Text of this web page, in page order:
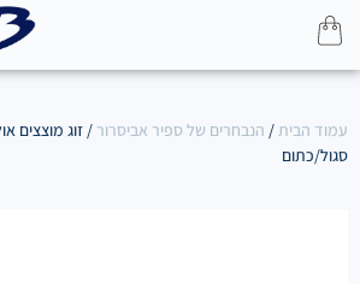
עמוד הבית/ הנבחרים של ספיר אביסרור
סגול/כתום